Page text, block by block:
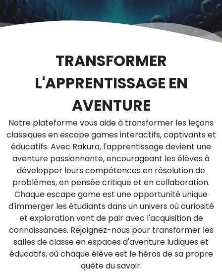
TRANSFORMER
L'APPRENTISSAGE EN
AVENTURE
Notre plateforme vous aide à transformer les leçons
classiques en escape games interactifs, captivants et
éducatifs. Avec Rakura, l'apprentissage devient une
aventure passionnante, encourageant les élèves à
développer leurs compétences en résolution de
problèmes, en pensée critique et en collaboration.
Chaque escape game est une opportunité unique
d'immerger les étudiants dans un univers où curiosité
et exploration vont de pair avec l'acquisition de
connaissances. Rejoignez-nous pour transformer les
salles de classe en espaces d'aventure ludiques et
éducatifs, où chaque élève est le héros de sa propre
quête du savoir.